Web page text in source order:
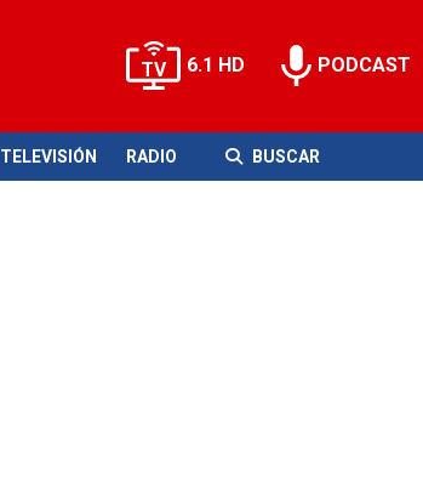
6.1 HD PODCAST
TELEVISIÓN RADIO BUSCAR